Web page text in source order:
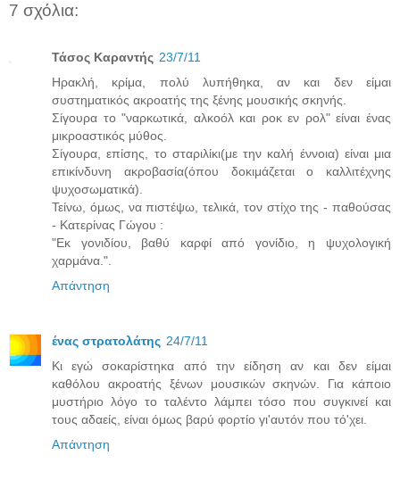
7 σχόλια:
Τάσος Καραντής 23/7/11
Ηρακλή, κρίμα, πολύ λυπήθηκα, αν και δεν είμαι
συστηματικός ακροατής της ξένης μουσικής σκηνής.
Σίγουρα το "ναρκωτικά, αλκοόλ και ροκ εν ρολ" είναι ένας
μικροαστικός μύθος.
Σίγουρα, επίσης, το σταριλίκι(με την καλή έννοια) είναι μια
επικίνδυνη ακροβασία(όπου δοκιμάζεται ο καλλιτέχνης
ψυχοσωματικά).
Τείνω, όμως, να πιστέψω, τελικά, τον στίχο της - παθούσας
- Κατερίνας Γώγου :
"Εκ γονιδίου, βαθύ καρφί από γονίδιο, η ψυχολογική
χαρμάνα.".
Απάντηση
ένας στρατολάτης 24/7/11
Κι εγώ σοκαρίστηκα από την είδηση αν και δεν είμαι
καθόλου ακροατής ξένων μουσικών σκηνών. Για κάποιο
μυστήριο λόγο το ταλέντο λάμπει τόσο που συγκινεί και
τους αδαείς, είναι όμως βαρύ φορτίο γι'αυτόν που τό'χει.
Απάντηση